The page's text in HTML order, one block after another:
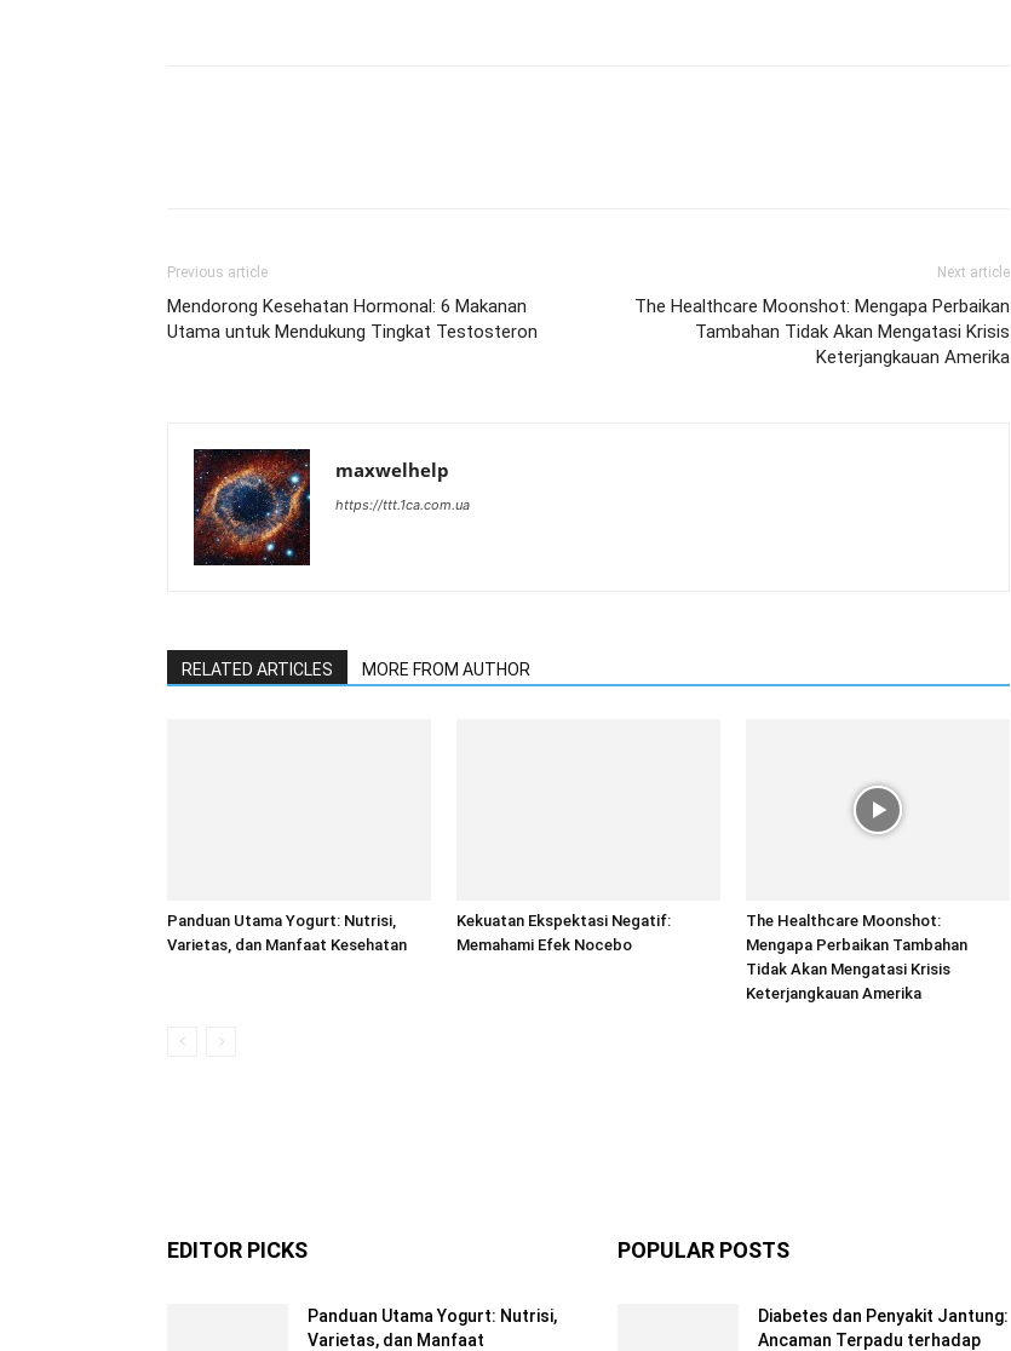
Previous article
Mendorong Kesehatan Hormonal: 6 Makanan
Utama untuk Mendukung Tingkat Testosteron
Next article
The Healthcare Moonshot: Mengapa Perbaikan
Tambahan Tidak Akan Mengatasi Krisis
Keterjangkauan Amerika
maxwelhelp
https://ttt.1ca.com.ua
RELATED ARTICLES MORE FROM AUTHOR
Panduan Utama Yogurt: Nutrisi,
Varietas, dan Manfaat Kesehatan
Kekuatan Ekspektasi Negatif:
Memahami Efek Nocebo
The Healthcare Moonshot:
Mengapa Perbaikan Tambahan
Tidak Akan Mengatasi Krisis
Keterjangkauan Amerika
EDITOR PICKS
Panduan Utama Yogurt: Nutrisi,
Varietas, dan Manfaat
POPULAR POSTS
Diabetes dan Penyakit Jantung:
Ancaman Terpadu terhadap